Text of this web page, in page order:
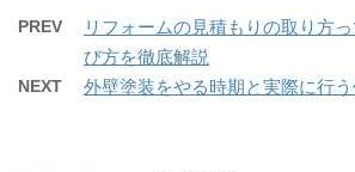
PREV
リフォームの見積もりの取り方
び方を徹底解説
NEXT 外壁塗装をやる時期と実際に行